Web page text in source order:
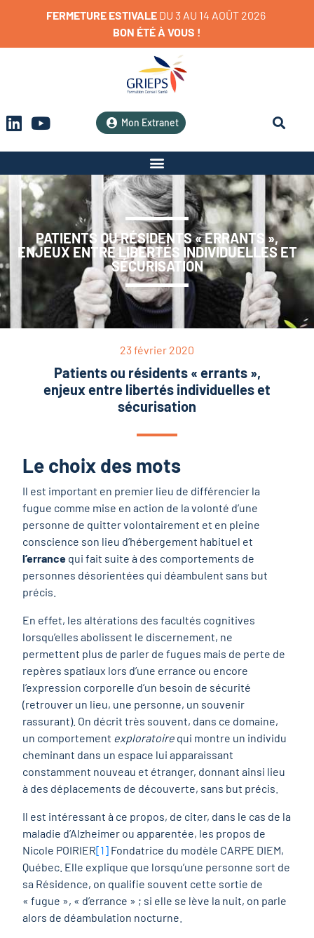
FERMETURE ESTIVALE DU 3 AU 14 AOÛT 2026
BON ÉTÉÀ VOUS !
Mon Extranet
PATIENTS OU RÉSIDENTS « ERRANTS »,
ENJEUX ENTRE LIBERTÉS INDIVIDUELLES ET
SÉCURISATION
23 février 2020
Patients ou résidents « errants »,
enjeux entre libertés individuelles et
sécurisation
Le choix des mots
Il est important en premier lieu de différencier la
fugue comme mise en action de la volonté d’une
personne de quitter volontairement et en pleine
conscience son lieu d’hébergement habituel et
l’errance qui fait suite à des comportements de
personnes désorientées qui déambulent sans but
précis.
En effet, les altérations des facultés cognitives
lorsqu’elles abolissent le discernement, ne
permettent plus de parler de fugues mais de perte de
repères spatiaux lors d’une errance ou encore
l’expression corporelle d’un besoin de sécurité
(retrouver un lieu, une personne, un souvenir
rassurant). On décrit très souvent, dans ce domaine,
un comportement exploratoire qui montre un individu
cheminant dans un espace lui apparaissant
constamment nouveau et étranger, donnant ainsi lieu
à des déplacements de découverte, sans but précis.
Il est intéressant à ce propos, de citer, dans le cas de la
maladie d’Alzheimer ou apparentée, les propos de
Nicole POIRIER[1] Fondatrice du modèle CARPE DIEM,
Québec. Elle explique que lorsqu’une personne sort de
sa Résidence, on qualifie souvent cette sortie de
« fugue », « d’errance » ; si elle se lève la nuit, on parle
alors de déambulation nocturne.